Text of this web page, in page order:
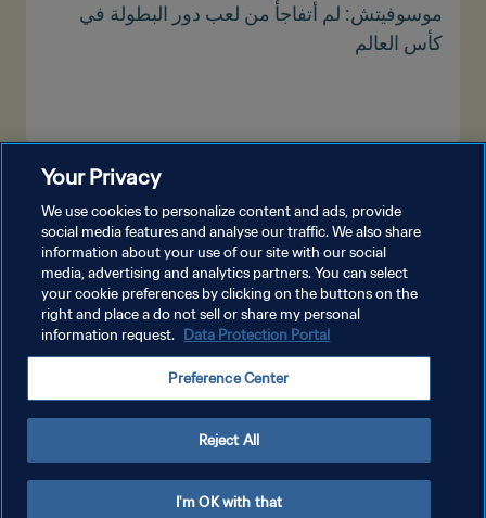
موسوفيتش: لم أتفاجأ من لعب دور البطولة في
كأس العالم
إدارة تفضيلات ملفات تعريف الارتباط
Your Privacy
We use cookies to personalize content and ads, provide
social media features and analyse our traffic. We also share
information about your use of our site with our social
media, advertising and analytics partners. You can select
your cookie preferences by clicking on the buttons on the
right and place a do not sell or share my personal
information request. Data Protection Portal
Preference Center
Reject All
I'm OK with that